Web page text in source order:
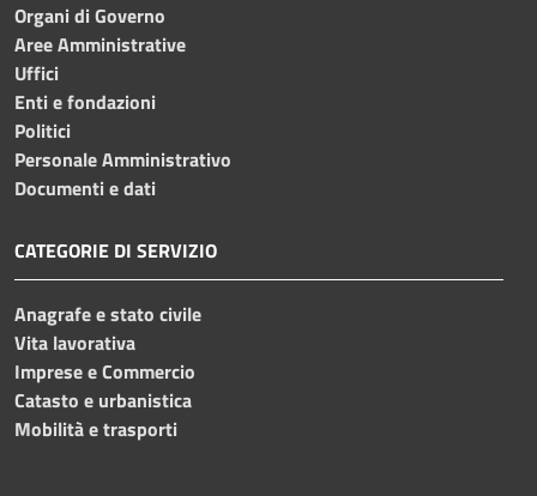
Organi di Governo
Aree Amministrative
Uffici
Enti e fondazioni
Politici
Personale Amministrativo
Documenti e dati
CATEGORIE DI SERVIZIO
Anagrafe e stato civile
Vita lavorativa
Imprese e Commercio
Catasto e urbanistica
Mobilità e trasporti